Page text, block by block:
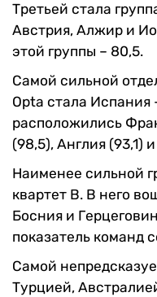
Третьей стала
Австрия, Алжир и
этой группы – 80,5.
Самой сильной
Opta стала Испания
расположились
(98,5), Англия (93,1)
Наименее сильной
квартет B. В него
Босния и
показатель команд
Самой
Турцией,